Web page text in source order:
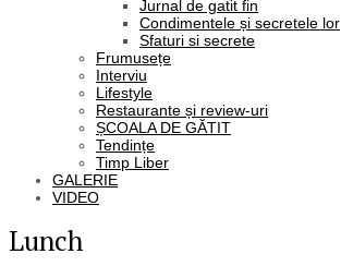
Jurnal de gatit fin
Condimentele și secretele lor
Sfaturi si secrete
Frumusețe
Interviu
Lifestyle
Restaurante și review-uri
ȘCOALA DE GĂTIT
Tendințe
Timp Liber
GALERIE
VIDEO
Lunch